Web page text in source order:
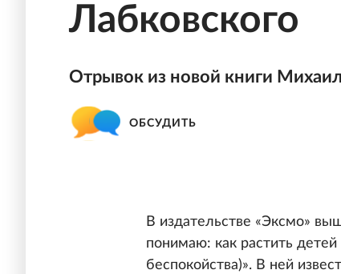
Лабковского
Отрывок из новой книги
ОБСУДИТЬ
В издательстве «Эксмо»
понимаю: как растить
беспокойства)». В ней